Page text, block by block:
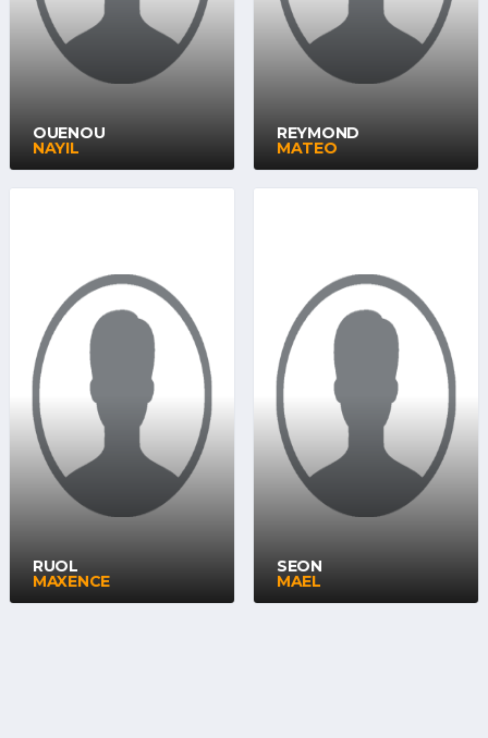
OUENOU
NAYIL
REYMOND
MATEO
RUOL
MAXENCE
SEON
MAEL